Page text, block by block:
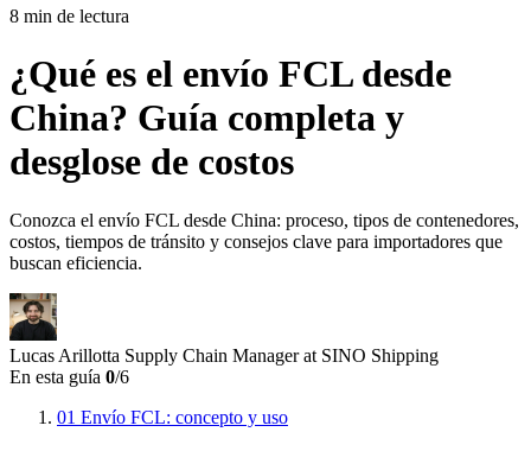
8 min de lectura
¿Qué es el envío FCL desde
China? Guía completa y
desglose de costos
Conozca el envío FCL desde China: proceso, tipos de contenedores,
costos, tiempos de tránsito y consejos clave para importadores que
buscan eficiencia.
Lucas Arillotta Supply Chain Manager at SINO Shipping
En esta guía 0/6
01 Envío FCL: concepto y uso